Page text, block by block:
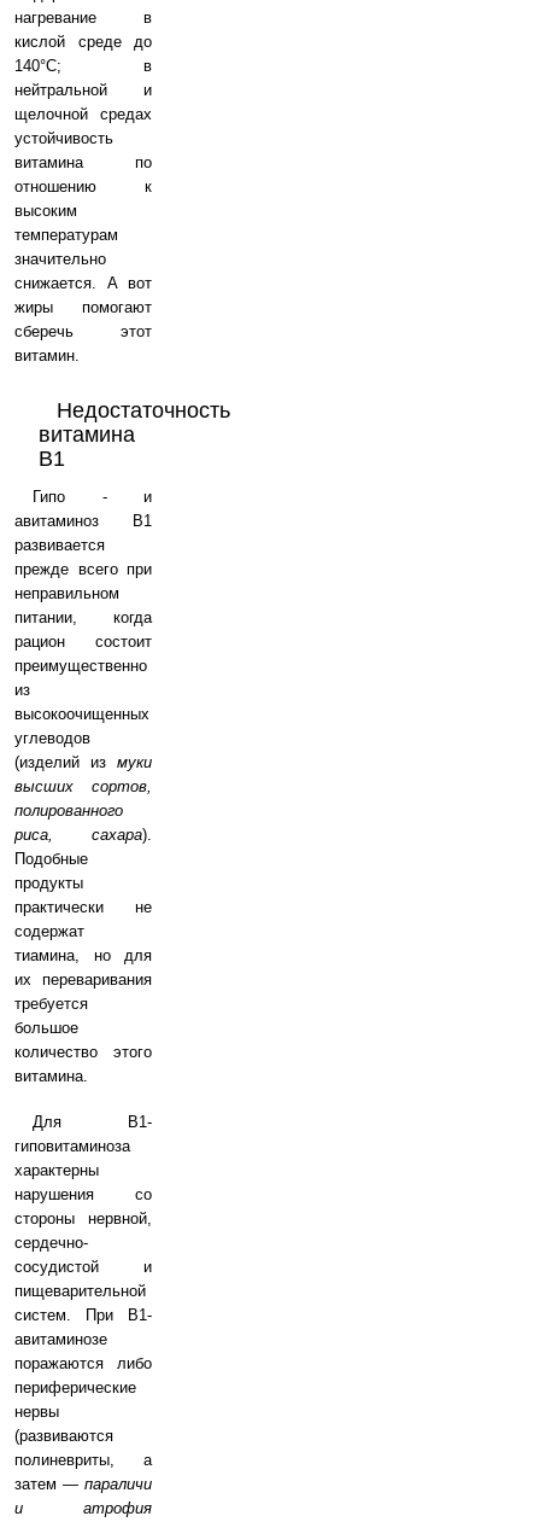
нагревание в
кислой среде до
140°С; в
нейтральной и
щелочной средах
устойчивость
витамина по
отношению к
высоким
температурам
значительно
снижается. А вот
жиры помогают
сберечь этот
витамин.
Недостаточность
витамина
B1
Гипо - и
авитаминоз B1
развивается
прежде всего при
неправильном
питании, когда
рацион состоит
преимущественно
из
высокоочищенных
углеводов
(изделий из муки
высших сортов,
полированного
риса, сахара).
Подобные
продукты
практически не
содержат
тиамина, но для
их переваривания
требуется
большое
количество этого
витамина.
Для B1-
гиповитаминоза
характерны
нарушения со
стороны нервной,
сердечно-
сосудистой и
пищеварительной
систем. При B1-
авитаминозе
поражаются либо
периферические
нервы
(развиваются
полиневриты, а
затем — параличи
и атрофия